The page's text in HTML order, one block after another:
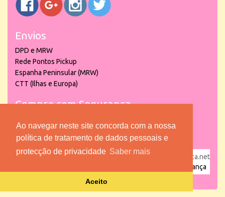
Ao navegar neste site concorda com a nossa
política de tratamento de dados pessoais e
protecção de privacidade Saber mais
Aceito
Envios
DPD e MRW
Rede Pontos Pickup
Espanha Peninsular (MRW)
CTT (Ilhas e Europa)
Compre com Segurança
powered by puber!a | © 2026 Copyright www.lojadacrianca.net
Loja da Criança